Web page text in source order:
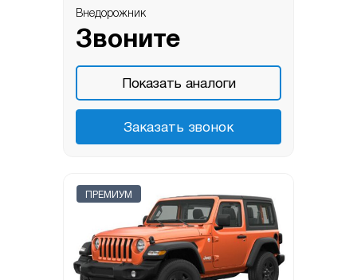
Внедорожник
Звоните
Показать аналоги
Заказать звонок
ПРЕМИУМ